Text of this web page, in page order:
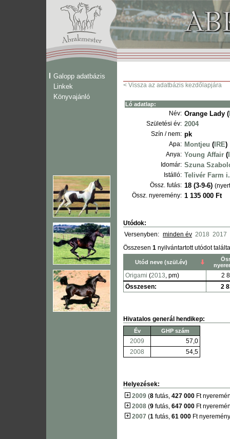
Galopp adatbázis
Linkek
Könyvajánló
< Vissza az adatbázis kezdőlapjára
Ló adatlap:
Név: Orange Lady (
Születési év: 2004
Szín / nem: pk
Apa: Montjeu ( IRE)
Anya: Young Affair (
Idomár: Szuna
Istálló: Telivér Farm i.
Össz. futás: 18 (3-9-6)
Össz. nyeremény: 1 135 000 Ft
Utódok:
Versenyben: minden év 2018 2017
Összesen 1 nyilvántartott utódot
Utód neve (szül.év)
Origami (2013, pm)
2
Összesen:
2
Hivatalos generál hendikep:
Év GHP szám
2009
57,0
2008
54,5
Helyezések:
2009 (8 futás, 427 000 Ft
2008 (9 futás, 647 000 Ft
2007 (1 futás, 61 000 Ft